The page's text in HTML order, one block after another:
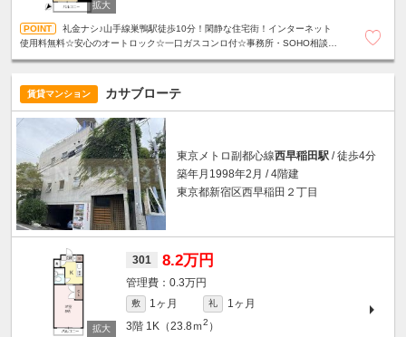
礼金ナシ♪山手線巣鴨駅徒歩10分！閑静な住宅街！インターネット
使用料無料☆安心のオートロック☆一口ガスコンロ付☆事務所・SOHO相談可
賃貸マンション カサブローテ
東京メトロ副都心線西早稲田駅 / 徒歩4分
築年月1998年2月 / 4階建
東京都新宿区西早稲田２丁目
301 8.2万円
0.3万円
敷 1ヶ月 礼
1ヶ月
3階 1K（23.8ｍ2 ）